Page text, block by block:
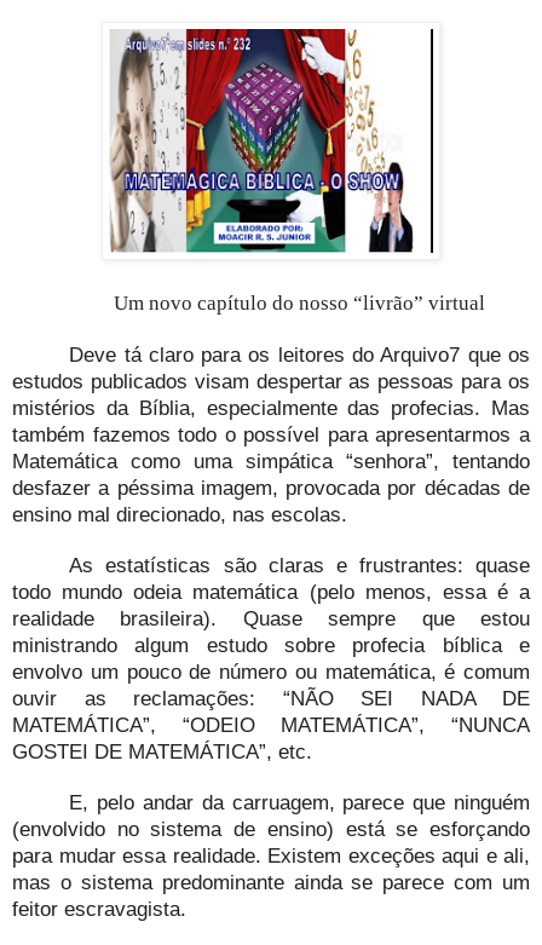
Um novo capítulo do nosso “livrão” virtual
Deve tá claro para os leitores do Arquivo7 que os
estudos publicados visam despertar as pessoas para os
mistérios da Bíblia, especialmente das profecias. Mas
também fazemos todo o possível para apresentarmos a
Matemática como uma simpática “senhora”, tentando
desfazer a péssima imagem, provocada por décadas de
ensino mal direcionado, nas escolas.
As estatísticas são claras e frustrantes: quase
todo mundo odeia matemática (pelo menos, essa é a
realidade brasileira). Quase sempre que estou
ministrando algum estudo sobre profecia bíblica e
envolvo um pouco de número ou matemática, é comum
ouvir as reclamações: “NÃO SEI NADA DE
MATEMÁTICA”, “ODEIO MATEMÁTICA”, “NUNCA
GOSTEI DE MATEMÁTICA”, etc.
E, pelo andar da carruagem, parece que ninguém
(envolvido no sistema de ensino) está se esforçando
para mudar essa realidade. Existem exceções aqui e ali,
mas o sistema predominante ainda se parece com um
feitor escravagista.